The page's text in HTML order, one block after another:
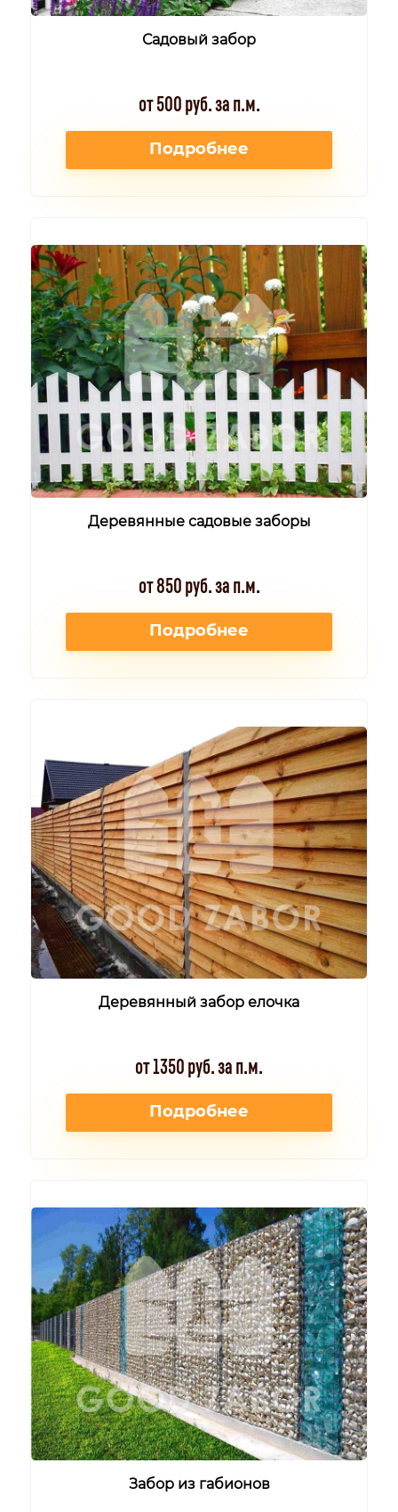
Садовый забор
от 500 руб. за п.м.
Подробнее
Деревянные садовые заборы
от 850 руб. за п.м.
Подробнее
Деревянный забор елочка
от 1350 руб. за п.м.
Подробнее
Забор из габионов